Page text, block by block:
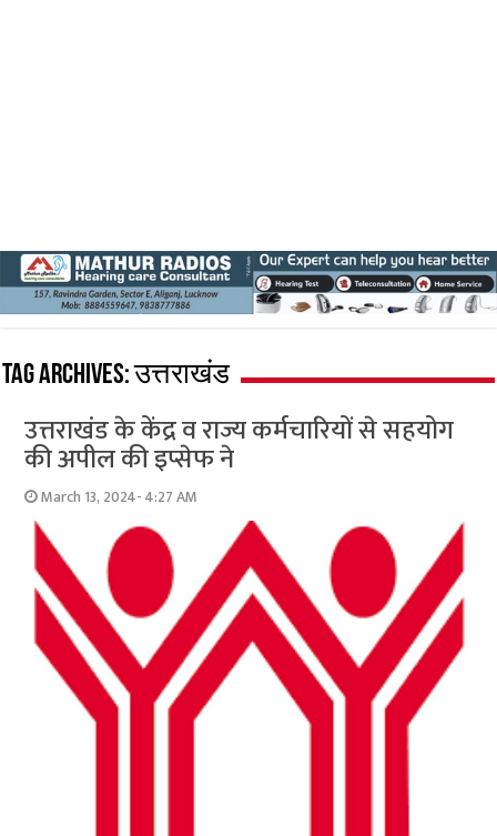
Tag Archives:उत्तराखंड
उत्तराखंड के केंद्र व राज्य कर्मचारियों से सहयोग
की अपील की इप्सेफ ने
March 13, 2024- 4:27 AM